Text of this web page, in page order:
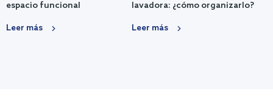
espacio funcional
Leer más
lavadora: ¿cómo organizarlo?
Leer más